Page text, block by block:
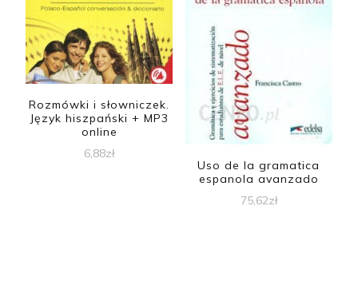
Rozmówki i słowniczek.
Język hiszpański + MP3
online
6,88zł
Uso de la gramatica
espanola avanzado
75,62zł